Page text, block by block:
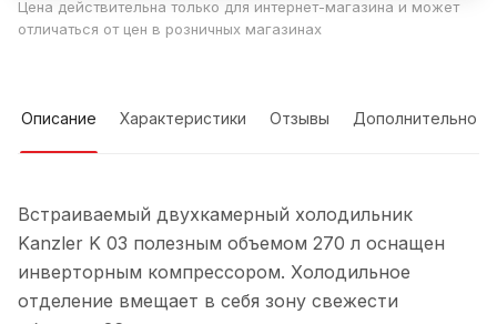
Цена действительна только для интернет-магазина и может
отличаться от цен в розничных магазинах
Описание Характеристики Отзывы Дополнительно
Встраиваемый двухкамерный холодильник
Kanzler K 03 полезным объемом 270 л оснащен
инверторным компрессором. Холодильное
отделение вмещает в себя зону свежести